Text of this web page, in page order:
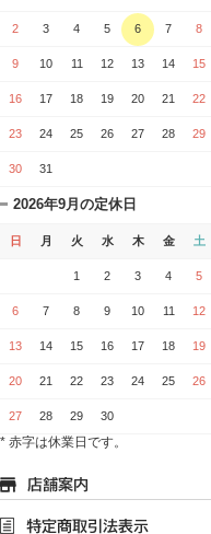
2 3 4 5 6 7 8
9 10 11 12 13 14 15
16 17 18 19 20 21 22
23 24 25 26 27 28 29
30 31
2026年9月の定休日
日 月 火 水 木 金 土
1 2 3 4 5
6 7 8 9 10 11 12
13 14 15 16 17 18 19
20 21 22 23 24 25 26
27 28 29 30
* 赤字は休業日です。